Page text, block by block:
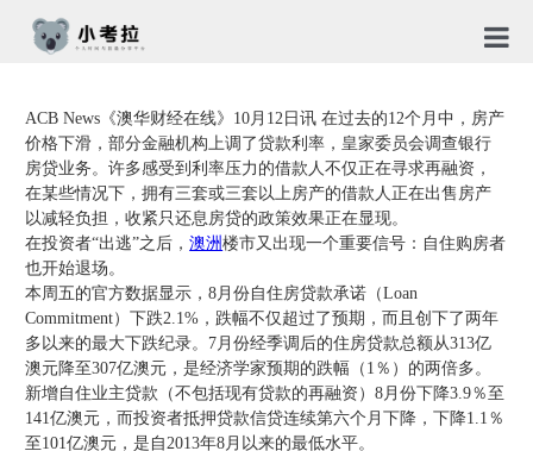
新闻
合作
ACB News《澳华财经在线》10月12日讯 在过去的12个月中，房产
价格下滑，部分金融机构上调了贷款利率，皇家委员会调查银行
房贷业务。许多感受到利率压力的借款人不仅正在寻求再融资，
在某些情况下，拥有三套或三套以上房产的借款人正在出售房产
以减轻负担，收紧只还息房贷的政策效果正在显现。
在投资者“出逃”之后，澳洲楼市又出现一个重要信号：自住购房者
也开始退场。
本周五的官方数据显示，8月份自住房贷款承诺（Loan
Commitment）下跌2.1%，跌幅不仅超过了预期，而且创下了两年
多以来的最大下跌纪录。7月份经季调后的住房贷款总额从313亿
澳元降至307亿澳元，是经济学家预期的跌幅（1％）的两倍多。
新增自住业主贷款（不包括现有贷款的再融资）8月份下降3.9％至
141亿澳元，而投资者抵押贷款信贷连续第六个月下降，下降1.1％
至101亿澳元，是自2013年8月以来的最低水平。